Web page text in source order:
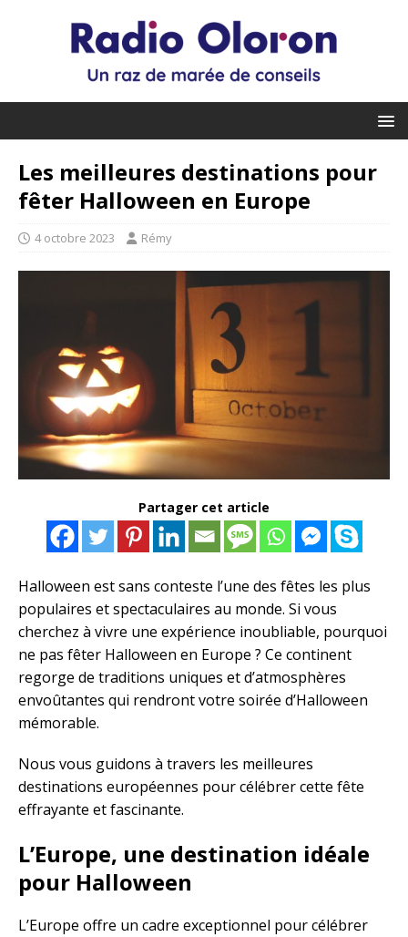
Les meilleures destinations pour
fêter Halloween en Europe
4 octobre 2023 Rémy
Partager cet article
Halloween est sans conteste l’une des fêtes les plus
populaires et spectaculaires au monde. Si vous
cherchez à vivre une expérience inoubliable, pourquoi
ne pas fêter Halloween en Europe ? Ce continent
regorge de traditions uniques et d’atmosphères
envoûtantes qui rendront votre soirée d’Halloween
mémorable.
Nous vous guidons à travers les meilleures
destinations européennes pour célébrer cette fête
effrayante et fascinante.
L’Europe, une destination idéale
pour Halloween
L’Europe offre un cadre exceptionnel pour célébrer